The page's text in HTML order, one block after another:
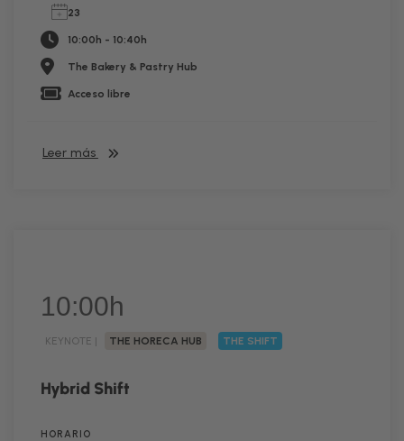
23
10:00h - 10:40h
The Bakery & Pastry Hub
Acceso libre
Leer más
10:00h
KEYNOTE | THE HORECA HUB THE SHIFT
Hybrid Shift
HORARIO